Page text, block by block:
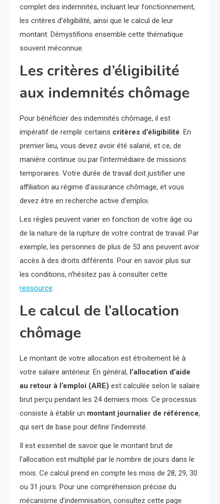
complet des indemnités, incluant leur fonctionnement,
les critères d’éligibilité, ainsi que le calcul de leur
montant. Démystifions ensemble cette thématique
souvent méconnue.
Les critères d’éligibilité
aux indemnités chômage
Pour bénéficier des indemnités chômage, il est
impératif de remplir certains critères d’éligibilité . En
premier lieu, vous devez avoir été salarié, et ce, de
manière continue ou par l’intermédiaire de missions
temporaires. Votre durée de travail doit justifier une
affiliation au régime d’assurance chômage, et vous
devez être en recherche active d’emploi.
Les règles peuvent varier en fonction de votre âge ou
de la nature de la rupture de votre contrat de travail. Par
exemple, les personnes de plus de 53 ans peuvent avoir
accès à des droits différents. Pour en savoir plus sur
les conditions, n’hésitez pas à consulter cette
ressource
Le calcul de l’allocation
chômage
Le montant de votre allocation est étroitement lié à
votre salaire antérieur. En général, l’allocation d’aide
au retour à l’emploi (ARE) est calculée selon le salaire
brut perçu pendant les 24 derniers mois. Ce processus
consiste à établir un montant journalier de référence,
qui sert de base pour définir l’indemnité.
Il est essentiel de savoir que le montant brut de
l’allocation est multiplié par le nombre de jours dans le
mois. Ce calcul prend en compte les mois de 28, 29, 30
ou 31 jours. Pour une compréhension précise du
mécanisme d’indemnisation, consultez cette page